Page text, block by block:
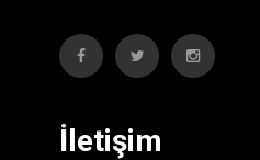
İletişim